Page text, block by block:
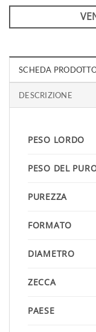
SCHEDA
DESCRIZIONE
PESO LORDO
PESO DEL
PUREZZA
FORMATO
DIAMETRO
ZECCA
PAESE